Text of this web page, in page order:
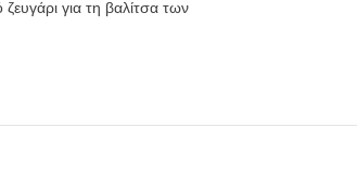
για τη βαλίτσα των